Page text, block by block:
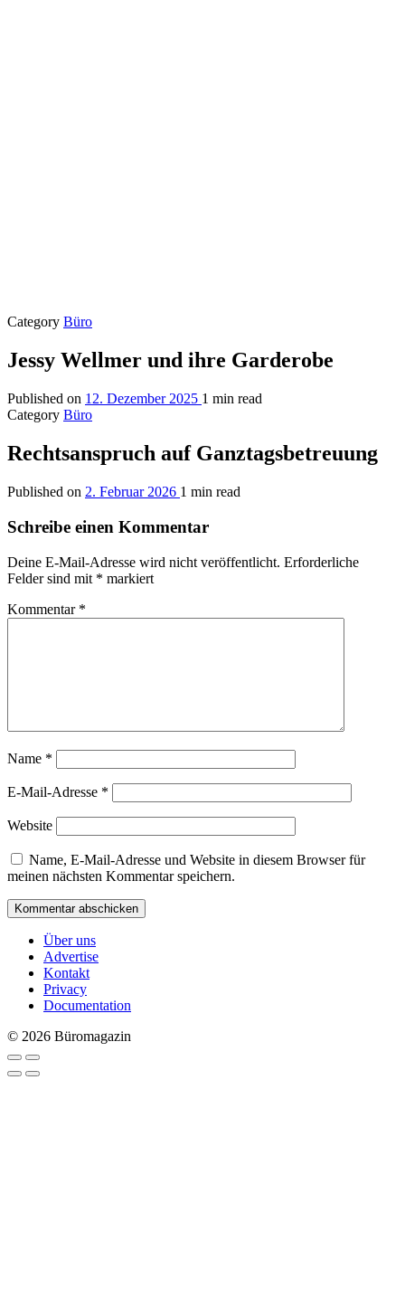
Category Büro
Jessy Wellmer und ihre Garderobe
Published on 12. Dezember 2025 1 min read
Category Büro
Rechtsanspruch auf Ganztagsbetreuung
Published on 2. Februar 2026 1 min read
Schreibe einen Kommentar
Deine E-Mail-Adresse wird nicht veröffentlicht. Erforderliche
Felder sind mit * markiert
Kommentar *
Name *
E-Mail-Adresse *
Website
Name, E-Mail-Adresse und Website in diesem Browser für
meinen nächsten Kommentar speichern.
Über uns
Advertise
Kontakt
Privacy
Documentation
© 2026 Büromagazin